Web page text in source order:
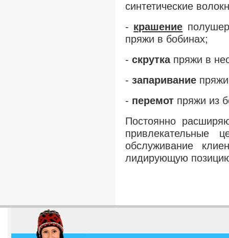
синтетические
- крашение
пряжи в бобинах;
- скрутка пряжи в
- запаривание
- перемотпряжи из
Постоянно
привлекательные
обслуживание
лидирующую